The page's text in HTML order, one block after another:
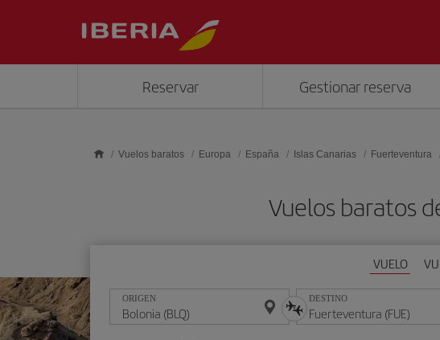
Reservar Gestionar reserva
Vuelos baratos Europa España Islas Canarias Fuerteventura
Vuelos baratos
VUELO
ORIGEN DESTINO